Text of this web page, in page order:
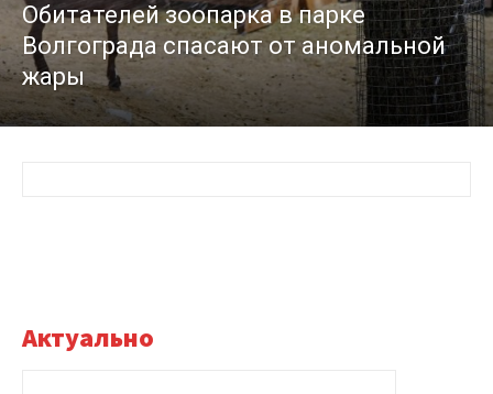
Обитателей зоопарка в парке
Волгограда спасают от аномальной
жары
Актуально